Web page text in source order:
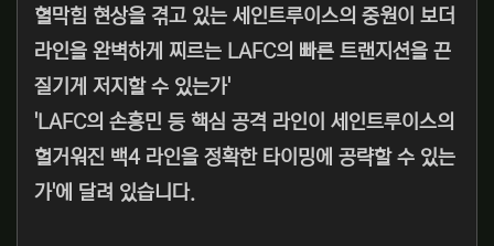
혈막힘 현상을 겪고 있는 세인트루이스의 중원이 보더
라인을 완벽하게 찌르는 LAFC의 빠른 트랜지션을 끈
질기게 저지할 수 있는가'
'LAFC의 손흥민 등 핵심 공격 라인이 세인트루이스의
헐거워진 백4 라인을 정확한 타이밍에 공략할 수 있는
가'에 달려 있습니다.